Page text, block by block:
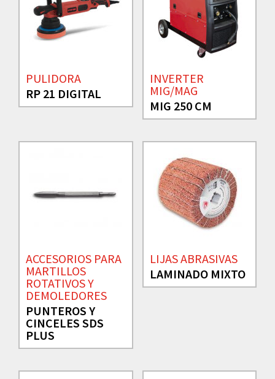
PULIDORA
RP 21 DIGITAL
INVERTER
MIG/MAG
MIG 250 CM
ACCESORIOS PARA
MARTILLOS
ROTATIVOS Y
DEMOLEDORES
PUNTEROS Y
CINCELES SDS
PLUS
LIJAS ABRASIVAS
LAMINADO MIXTO